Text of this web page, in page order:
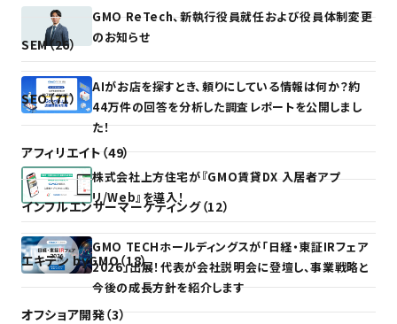
SEM（26）
SEO（71）
アフィリエイト（49）
インフルエンサーマーケティング（12）
エキテン byGMO（18）
オフショア開発（3）
GMO ReTech、新執行役員就任および役員体制変更
のお知らせ
AIがお店を探すとき、頼りにしている情報は何か？約
44万件の回答を分析した調査レポートを公開しまし
た！
株式会社上方住宅が『GMO賃貸DX 入居者アプ
リ/Web』を導入！
GMO TECHホールディングスが「日経・東証IRフェア
2026」出展！代表が会社説明会に登壇し、事業戦略と
今後の成長方針を紹介します